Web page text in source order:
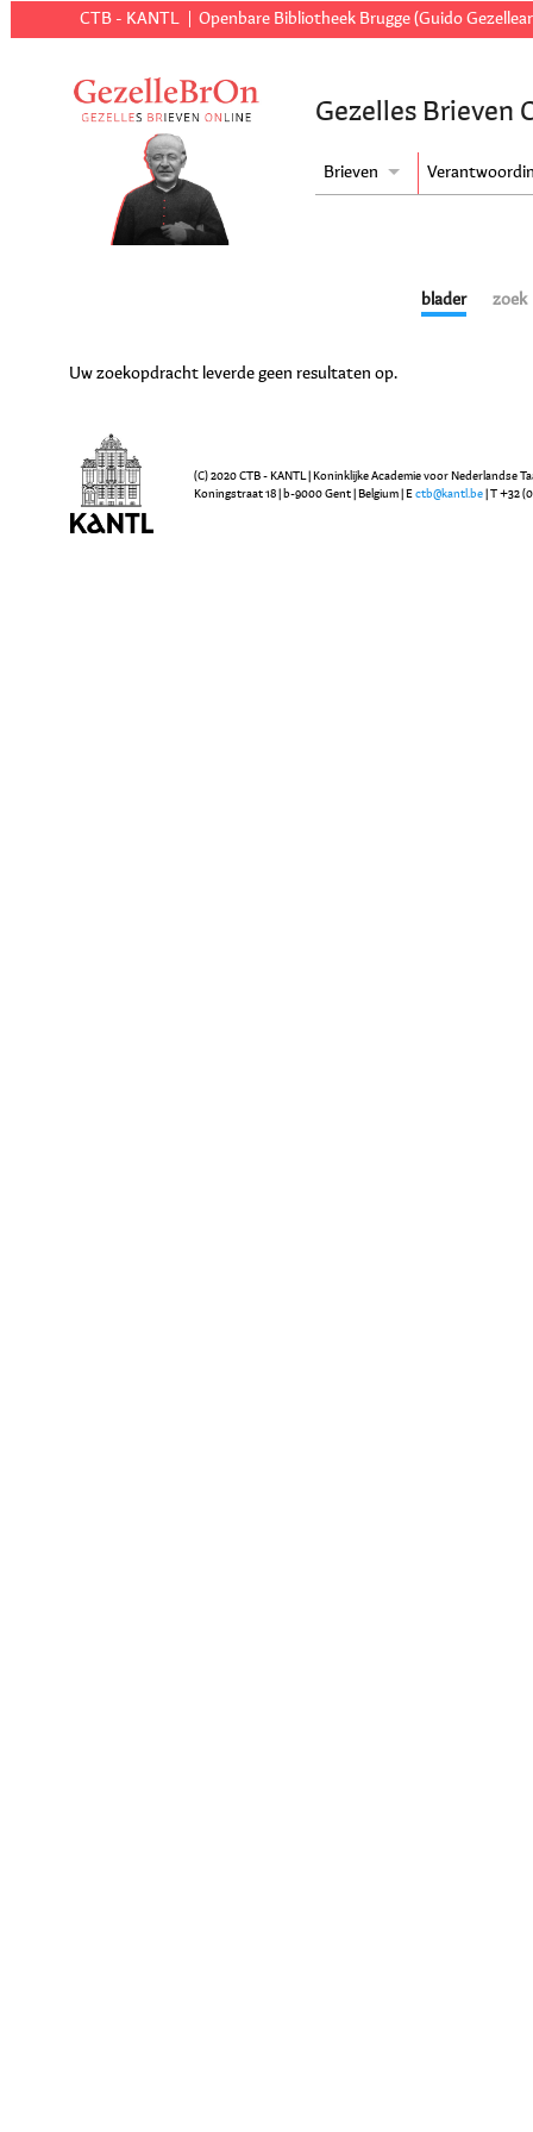
CTB - KANTL Openbare Bibliotheek Brugge (Guido
Gezelles Brieven
Brieven
blader zoek
Uw zoekopdracht leverde geen resultaten op.
(C) 2020 CTB - KANTL | Koninklijke Academie voor Nederlandse
Koningstraat 18 | b-9000 Gent | Belgium | E ctb@kantl.be | T +32